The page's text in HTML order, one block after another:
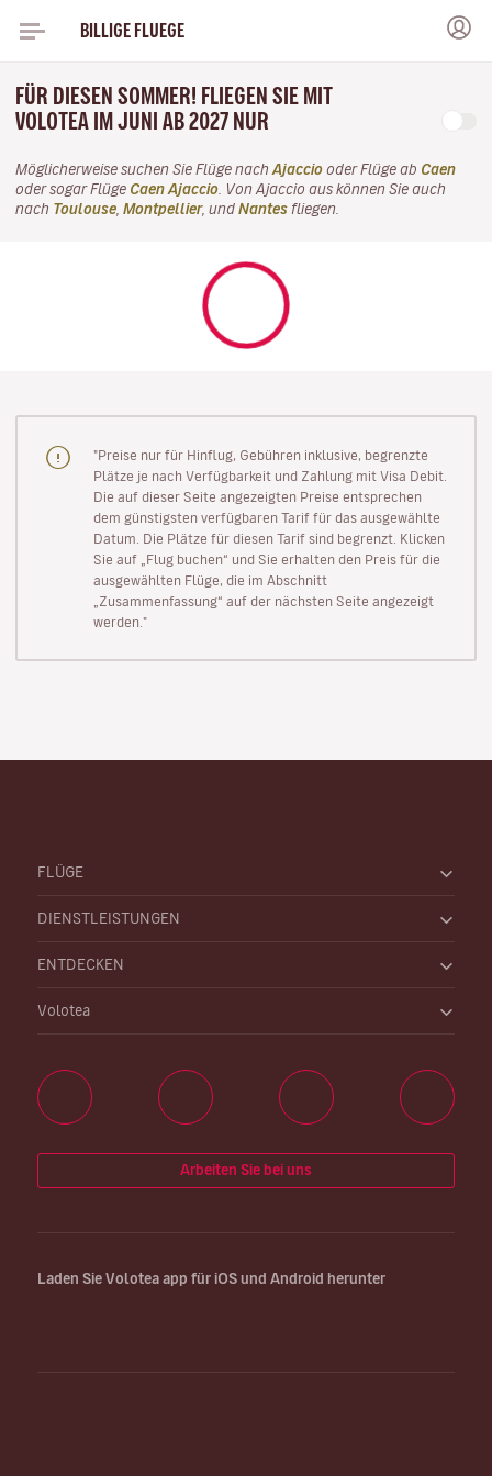
BILLIGE FLUEGE
FÜR DIESEN SOMMER! FLIEGEN SIE MIT
VOLOTEA IM JUNI AB 2027 NUR
Möglicherweise suchen Sie Flüge nach Ajaccio oder Flüge ab Caen
oder sogar Flüge Caen Ajaccio . Von Ajaccio aus können Sie auch
nach Toulouse Montpellier, und Nantes fliegen.
"Preise nur für Hinflug, Gebühren inklusive, begrenzte
Plätze je nach Verfügbarkeit und Zahlung mit Visa Debit.
Die auf dieser Seite angezeigten Preise entsprechen
dem günstigsten verfügbaren Tarif für das ausgewählte
Datum. Die Plätze für diesen Tarif sind begrenzt. Klicken
Sie auf „Flug buchen“ und Sie erhalten den Preis für die
ausgewählten Flüge, die im Abschnitt
„Zusammenfassung“ auf der nächsten Seite angezeigt
werden."
FLÜGE
DIENSTLEISTUNGEN
ENTDECKEN
Volotea
Arbeiten Sie bei uns
Laden Sie Volotea app für iOS und Android herunter